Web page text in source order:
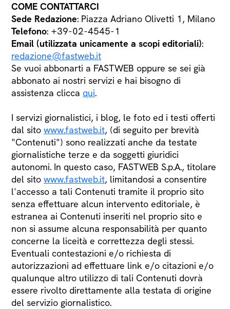
COME CONTATTARCI
Sede Redazione: Piazza Adriano Olivetti 1, Milano
Telefono: +39-02-4545-1
Email (utilizzata unicamente a scopi editoriali):
redazione@fastweb.it
Se vuoi abbonarti a FASTWEB oppure se sei già
abbonato ai nostri servizi e hai bisogno di
assistenza clicca qui.
I servizi giornalistici, i blog, le foto ed i testi offerti
dal sito www.fastweb.it, (di seguito per brevità
"Contenuti") sono realizzati anche da testate
giornalistiche terze e da soggetti giuridici
autonomi. In questo caso, FASTWEB S.p.A., titolare
del sito www.fastweb.it, limitandosi a consentire
l'accesso a tali Contenuti tramite il proprio sito
senza effettuare alcun intervento editoriale, è
estranea ai Contenuti inseriti nel proprio sito e
non si assume alcuna responsabilità per quanto
concerne la liceità e correttezza degli stessi.
Eventuali contestazioni e/o richiesta di
autorizzazioni ad effettuare link e/o citazioni e/o
qualunque altro utilizzo di tali Contenuti dovrà
essere rivolto direttamente alla testata di origine
del servizio giornalistico.